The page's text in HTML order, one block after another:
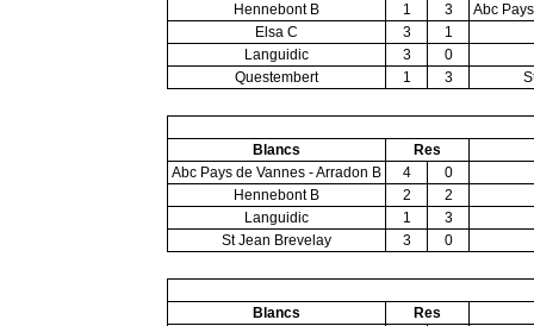
Hennebont B
1 3
Abc
Elsa C
3
1
Languidic
3
0
Questembert
1 3
Blancs
Res
Abc Pays de Vannes - Arradon B
4
0
Hennebont B
2
2
Languidic
1
3
St Jean Brevelay
3 0
Blancs
Res